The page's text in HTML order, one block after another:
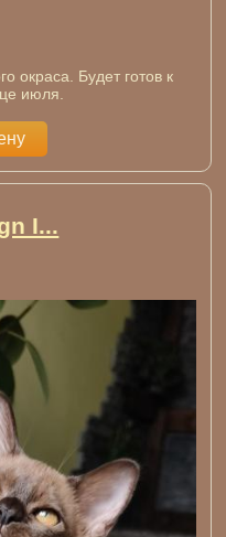
окраса. Будет готов к
июля.
I...